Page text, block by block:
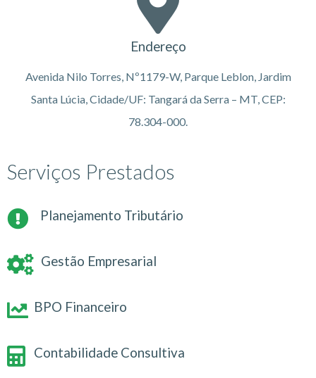
Endereço
Avenida Nilo Torres, Nº1179-W, Parque Leblon, Jardim
Santa Lúcia, Cidade/UF: Tangará da Serra – MT, CEP:
78.304-000.
Serviços Prestados
Planejamento Tributário
Gestão Empresarial
BPO Financeiro
Contabilidade Consultiva